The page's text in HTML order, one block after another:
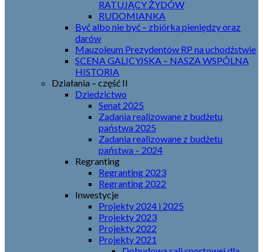
RATUJĄCY ŻYDÓW
RUDOMIANKA
Być albo nie być – zbiórka pieniędzy oraz
darów
Mauzoleum Prezydentów RP na uchodźstwie
SCENA GALICYJSKA – NASZA WSPÓLNA
HISTORIA
Działania – część II
Dziedzictwo
Senat 2025
Zadania realizowane z budżetu
państwa 2025
Zadania realizowane z budżetu
państwa – 2024
Regranting
Regranting 2023
Regranting 2022
Inwestycje
Projekty 2024 i 2025
Projekty 2023
Projekty 2022
Projekty 2021